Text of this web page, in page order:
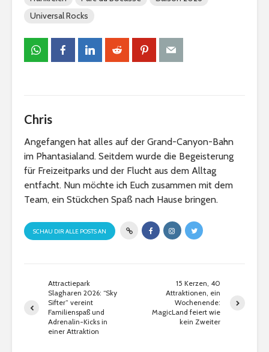
Universal Rocks
Chris
Angefangen hat alles auf der Grand-Canyon-Bahn
im Phantasialand. Seitdem wurde die Begeisterung
für Freizeitparks und der Flucht aus dem Alltag
entfacht. Nun möchte ich Euch zusammen mit dem
Team, ein Stückchen Spaß nach Hause bringen.
SCHAU DIR ALLE POSTS AN
Attractiepark
Slagharen 2026: “Sky
Sifter” vereint
Familienspaß und
Adrenalin-Kicks in
einer Attraktion
15 Kerzen, 40
Attraktionen, ein
Wochenende:
MagicLand feiert wie
kein Zweiter